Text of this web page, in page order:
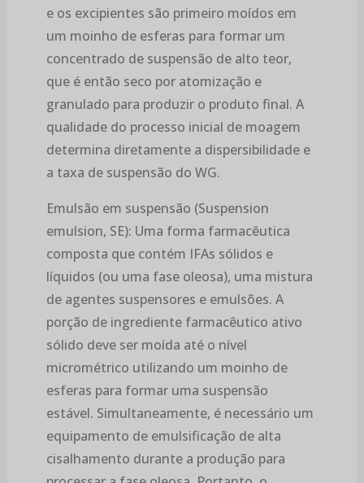
e os excipientes são primeiro moídos em
um moinho de esferas para formar um
concentrado de suspensão de alto teor,
que é então seco por atomização e
granulado para produzir o produto final. A
qualidade do processo inicial de moagem
determina diretamente a dispersibilidade e
a taxa de suspensão do WG.
Emulsão em suspensão (Suspension
emulsion, SE): Uma forma farmacêutica
composta que contém IFAs sólidos e
líquidos (ou uma fase oleosa), uma mistura
de agentes suspensores e emulsões. A
porção de ingrediente farmacêutico ativo
sólido deve ser moída até o nível
micrométrico utilizando um moinho de
esferas para formar uma suspensão
estável. Simultaneamente, é necessário um
equipamento de emulsificação de alta
cisalhamento durante a produção para